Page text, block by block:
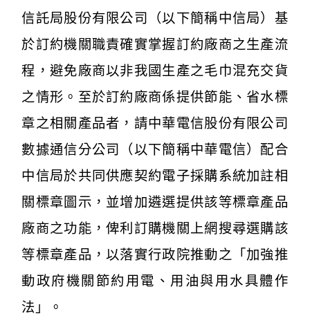
信託局股份有限公司（以下簡稱中信局）基
於訂約機關職責確實掌握訂約廠商之生產流
程，避免廠商以非我國生產之毛巾混充交貨
之情形。至於訂約廠商係提供節能、省水標
章之相關產品者，請中華電信股份有限公司
數據通信分公司（以下簡稱中華電信）配合
中信局於共同供應契約電子採購系統加註相
關標章圖示，並增加遴選提供該等標章產品
廠商之功能，俾利訂購機關上網搜尋選購該
等標章產品，以落實行政院推動之「加強推
動政府機關節約用電、用油與用水具體作
法」。